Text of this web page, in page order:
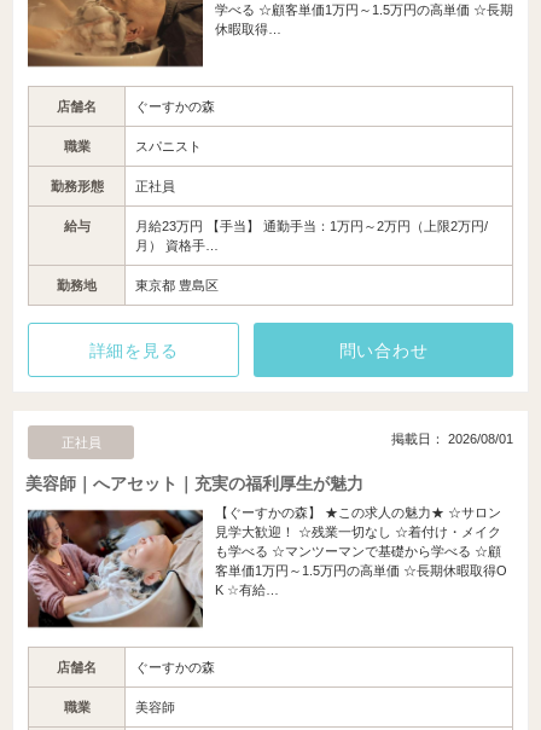
学べる ☆顧客単価1万円～1.5万円の高単価 ☆長期
休暇取得…
店舗名 ぐーすかの森
職業 スパニスト
勤務形態 正社員
給与
月給23万円 【手当】 通勤手当：1万円～2万円（上限2万円/
月） 資格手…
勤務地 東京都 豊島区
詳細を見る 問い合わせ
正社員 掲載日： 2026/08/01
美容師｜へアセット｜充実の福利厚生が魅力
【ぐーすかの森】 ★この求人の魅力★ ☆サロン
見学大歓迎！ ☆残業一切なし ☆着付け・メイク
も学べる ☆マンツーマンで基礎から学べる ☆顧
客単価1万円～1.5万円の高単価 ☆長期休暇取得O
K ☆有給…
店舗名 ぐーすかの森
職業 美容師